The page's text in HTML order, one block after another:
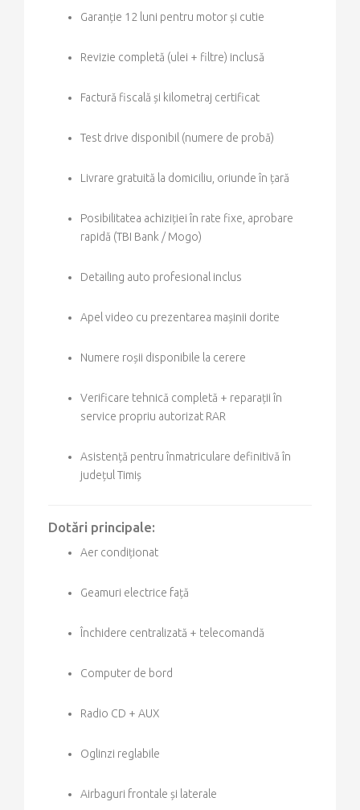
Garanție 12 luni pentru motor și cutie
Revizie completă (ulei + filtre) inclusă
Factură fiscală și kilometraj certificat
Test drive disponibil (numere de probă)
Livrare gratuită la domiciliu, oriunde în țară
Posibilitatea achiziției în rate fixe, aprobare
rapidă (TBI Bank / Mogo)
Detailing auto profesional inclus
Apel video cu prezentarea mașinii dorite
Numere roșii disponibile la cerere
Verificare tehnică completă + reparații în
service propriu autorizat RAR
Asistență pentru înmatriculare definitivă în
județul Timiș
Dotări principale:
Aer condiționat
Geamuri electrice față
Închidere centralizată + telecomandă
Computer de bord
Radio CD + AUX
Oglinzi reglabile
Airbaguri frontale și laterale